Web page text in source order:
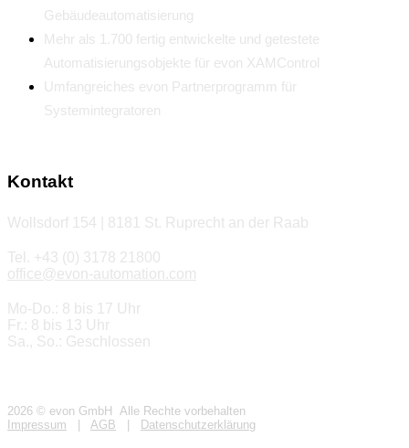
Gebäudeautomatisierung
Mehr als 1.700 fertig entwickelte und getestete
Automatisierungsobjekte für evon XAMControl
Umfangreiches evon Partnerprogramm für
Systemintegratoren
Kontakt
Wollsdorf 154 | 8181 St. Ruprecht an der Raab
Tel. +43 (0) 3178 21800
office@evon-automation.com
Mo-Do.: 8 bis 17 Uhr
Fr.: 8 bis 13 Uhr
Sa., So.: Geschlossen
2026 © evon GmbH Alle Rechte vorbehalten
Impressum
AGB Datenschutzerklärung